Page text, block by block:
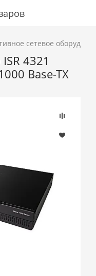
сетевое
4321
Base-TX